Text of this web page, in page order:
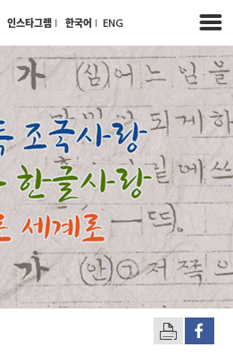
인스타그램 l 한국어 l ENG